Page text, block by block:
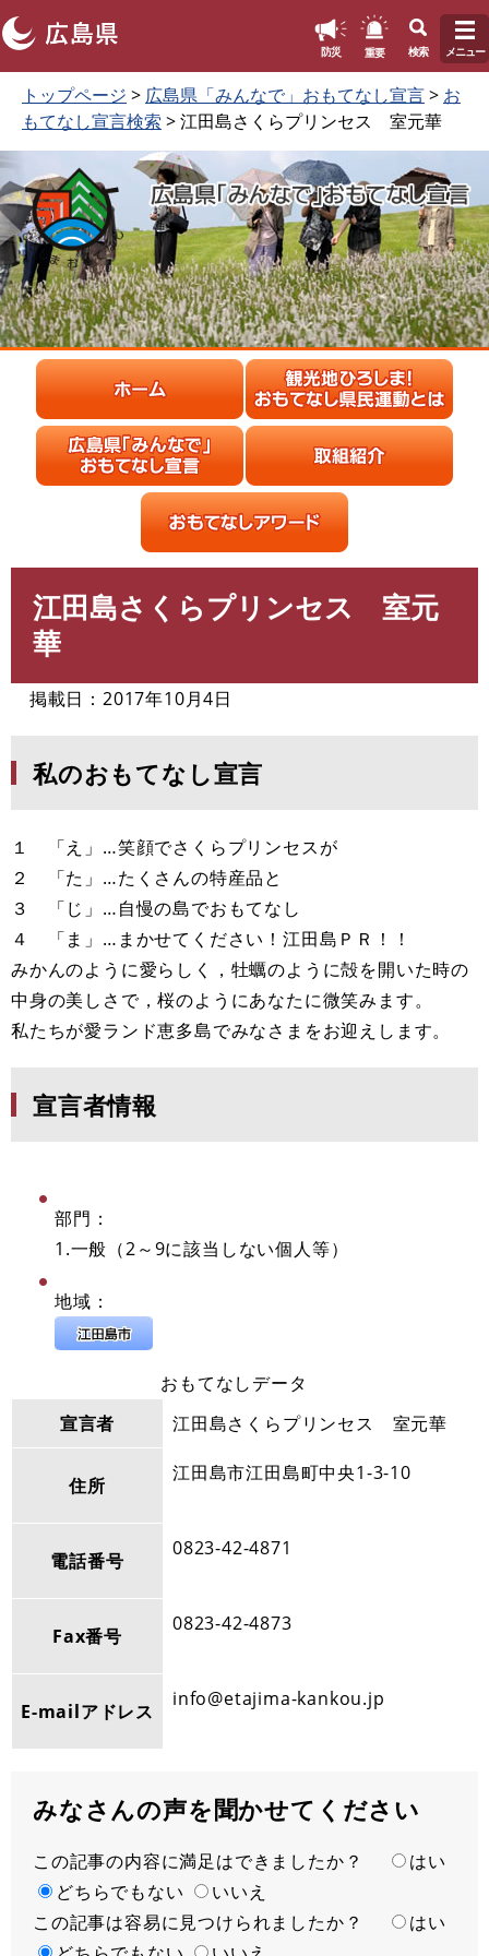
ペ
の
先
頭
で
す
。
本
読
む
防災 重要 検索 メニュー
トップページ > 広島県「みんなで」おもてなし宣言> お
もてなし宣言検索 > 江田島さくらプリンセス 室元華
江田島さくらプリンセス 室元
華
掲載日：2017年10月4日
私のおもてなし宣言
１ 「え」…笑顔でさくらプリンセスが
２ 「た」…たくさんの特産品と
３ 「じ」…自慢の島でおもてなし
４ 「ま」…まかせてください！江田島ＰＲ！！
みかんのように愛らしく，牡蠣のように殻を開いた時の
中身の美しさで，桜のようにあなたに微笑みます。
私たちが愛ランド恵多島でみなさまをお迎えします。
宣言者情報
部門：
1.一般（2～9に該当しない個人等）
地域：
おもてなしデータ
宣言者
江田島さくらプリンセス 室元華
住所
江田島市江田島町中央1-3-10
電話番号
0823-42-4871
Fax番号
0823-42-4873
E-mailアドレス
info@etajima-kankou.jp
みなさんの声を聞かせてください
満
足
度
この記事の内容に満足はできましたか？
はい
どちらでもない
いいえ
容
この記事は容易に見つけられましたか？
はい